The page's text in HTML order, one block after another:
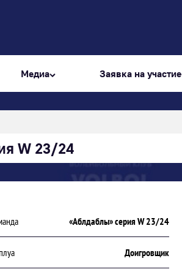
Медиа Заявка на участие
W 23/24
«Аблдаблы» серия W 23/24
Доигровщик